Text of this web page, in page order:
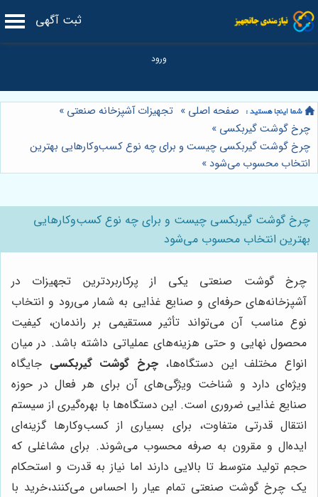
ثبت آگهی
صفحه اصلی » تجهیزات آشپزخانه صنعتی »
چرخ گوشت گیربکسی »
چرخ گوشت گیربکسی چیست و برای چه نوع کسب‌وکارهایی بهترین
انتخاب محسوب می‌شود »
چرخ گوشت گیربکسی چیست و برای چه نوع کسب‌وکارهایی
بهترین انتخاب محسوب می‌شود
چرخ گوشت صنعتی یکی از پرکاربردترین تجهیزات در
آشپزخانه‌های حرفه‌ای و صنایع غذایی به شمار می‌رود و انتخاب
نوع مناسب آن می‌تواند تأثیر مستقیمی بر راندمان، کیفیت
محصول نهایی و حتی هزینه‌های عملیاتی داشته باشد. در میان
انواع مختلف این دستگاه‌ها،چرخ گوشت گیربکسی جایگاه
ویژه‌ای دارد و شناخت ویژگی‌های آن برای هر فعال در حوزه
صنایع غذایی ضروری است. این دستگاه‌ها با بهره‌گیری از سیستم
انتقال قدرتی متفاوت، برای بسیاری از کسب‌وکارها گزینه‌ای
ایده‌ال و مقرون به صرفه محسوب می‌شوند. برای مشاغلی که
حجم تولید متوسط تا بالایی دارند اما نیاز به قدرت و استحکام
یک چرخ گوشت صنعتی تمام عیار را احساس می‌کنند،خرید با